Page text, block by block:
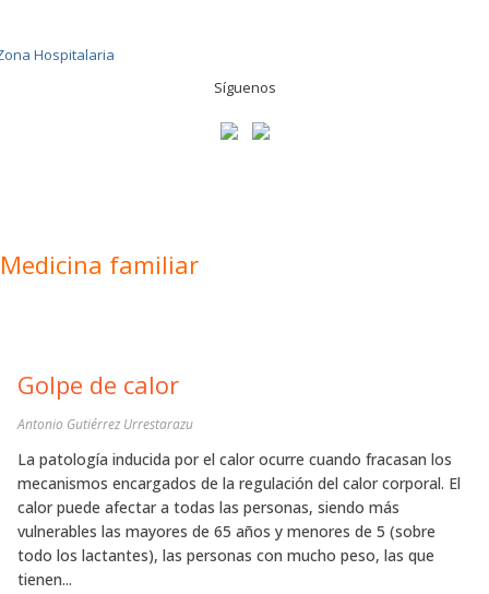
Síguenos
Medicina familiar
Golpe de calor
Antonio Gutiérrez Urrestarazu
La patología inducida por el calor ocurre cuando fracasan los
mecanismos encargados de la regulación del calor corporal. El
calor puede afectar a todas las personas, siendo más
vulnerables las mayores de 65 años y menores de 5 (sobre
todo los lactantes), las personas con mucho peso, las que
tienen...